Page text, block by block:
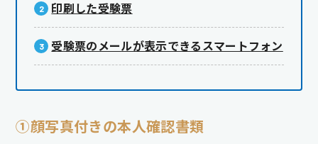
印刷した受験票
受験票のメールが表示できるスマートフォン
①顔写真付きの本人確認書類